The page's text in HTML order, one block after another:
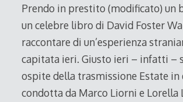
Prendo in prestito (modificato) un
un celebre libro di David Foster
raccontare di un’esperienza
capitata ieri. Giusto ieri – infatti –
ospite della trasmissione Estate in
condotta da Marco Liorni e Lorella